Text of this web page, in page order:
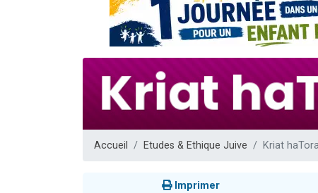
4 personnes
3 personnes
Odaya vient
2 personnes
13
30
Accueil Etudes & Ethique Juive Kriat
Imprimer